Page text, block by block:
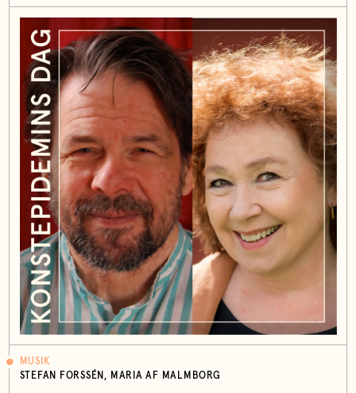
MUSIK
STEFAN FORSSÉN, MARIA AF MALMBORG